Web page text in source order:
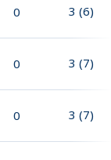
0 3 (6)
0 3 (7)
0 3 (7)